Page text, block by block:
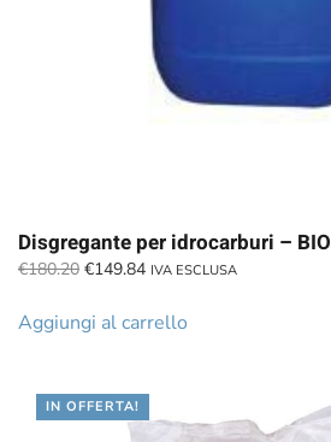
Disgregante per idrocarburi – BIO
€180.20 Il
originale
€149.84Il
attuale
IVA ESCLUSA
Aggiungi al carrello
IN OFFERTA!